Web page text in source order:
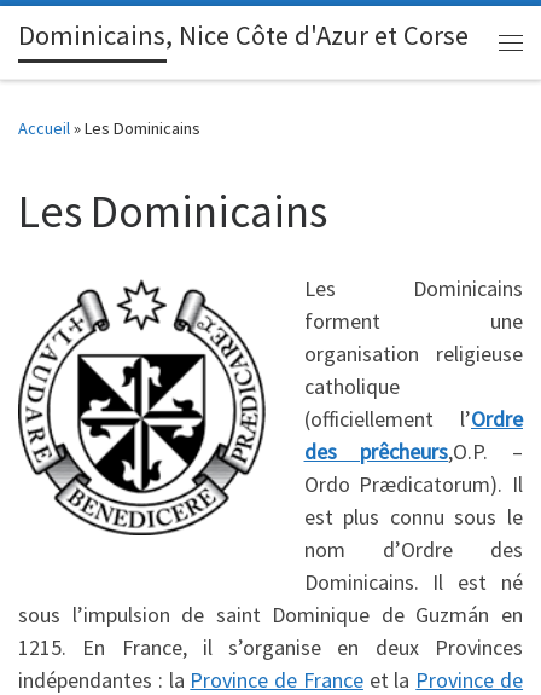
Passer au contenu
Dominicains, Nice Côte d'Azur et Corse
Accueil»Les Dominicains
Les Dominicains
Les Dominicains
forment une
organisation religieuse
catholique
(officiellement l’Ordre
des prêcheurs,O.P. –
Ordo Prædicatorum). Il
est plus connu sous le
nom d’Ordre des
Dominicains. Il est né
sous l’impulsion de saint Dominique de Guzmán en
1215. En France, il s’organise en deux Provinces
indépendantes : la Province de Franceet la Province de